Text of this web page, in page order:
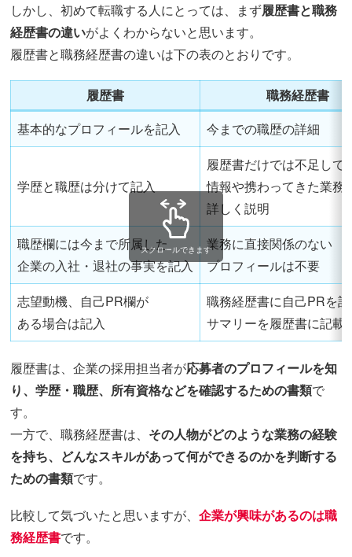
しかし、初めて転職する人にとっては、まず履歴書と職務
経歴書の違いがよくわからないと思います。
履歴書と職務経歴書の違いは下の表のとおりです。
履歴書
職務経歴書
基本的なプロフィールを記入
今までの職歴の詳細
学歴と職歴は分けて記入
履歴書だけでは不足して
情報や携わってきた業務
詳しく説明
職歴欄には今まで所属した
企業の入社・退社の事実を記入
業務に直接関係のない
プロフィールは不要
志望動機、自己PR欄が
ある場合は記入
職務経歴書に自己PRを
サマリーを履歴書に記載
スクロールできます
履歴書は、企業の採用担当者が応募者のプロフィールを知
り、学歴・職歴、所有資格などを確認するための書類で
す。
一方で、職務経歴書は、 その人物がどのような業務の経験
を持ち、どんなスキルがあって何ができるのかを判断する
ための書類です。
比較して気づいたと思いますが、企業が興味があるのは職
務経歴書です。